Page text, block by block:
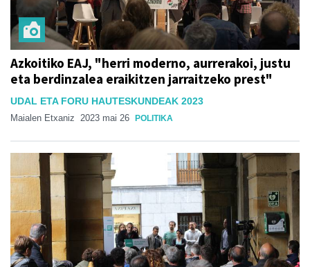
Azkoitiko EAJ, "herri moderno, aurrerakoi, justu
eta berdinzalea eraikitzen jarraitzeko prest"
UDAL ETA FORU HAUTESKUNDEAK 2023
Maialen Etxaniz 2023 mai 26 POLITIKA